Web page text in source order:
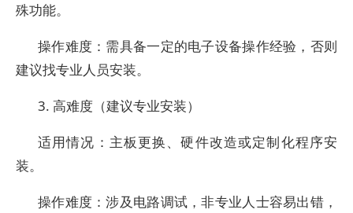
殊功能。
操作难度：需具备一定的电子设备操作经验，否则
建议找专业人员安装。
3. 高难度（建议专业安装）
适用情况：主板更换、硬件改造或定制化程序安
装。
操作难度：涉及电路调试，非专业人士容易出错，